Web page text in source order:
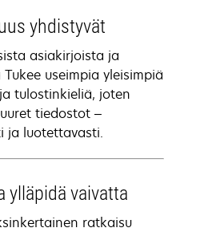
yhdistyvät
asiakirjoista ja
useimpia yleisimpiä
tulostinkieliä, joten
tiedostot –
ja luotettavasti.
ylläpidä vaivatta
ratkaisu